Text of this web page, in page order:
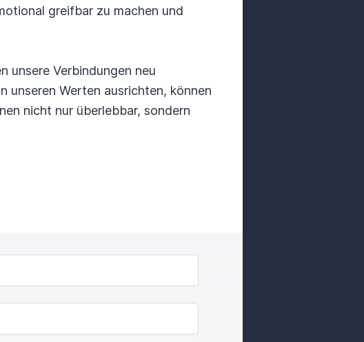
greifbar zu machen und
unsere Verbindungen neu
unseren Werten ausrichten, können
nicht nur überlebbar, sondern